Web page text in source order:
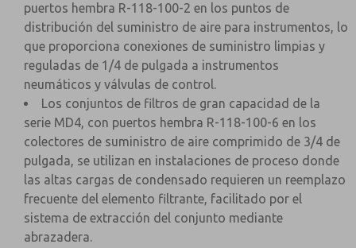
puertos hembra R-118-100-2 en los puntos de
distribución del suministro de aire para instrumentos, lo
que proporciona conexiones de suministro limpias y
reguladas de 1/4 de pulgada a instrumentos
neumáticos y válvulas de control.
Los conjuntos de filtros de gran capacidad de la
serie MD4, con puertos hembra R-118-100-6 en los
colectores de suministro de aire comprimido de 3/4 de
pulgada, se utilizan en instalaciones de proceso donde
las altas cargas de condensado requieren un reemplazo
frecuente del elemento filtrante, facilitado por el
sistema de extracción del conjunto mediante
abrazadera.